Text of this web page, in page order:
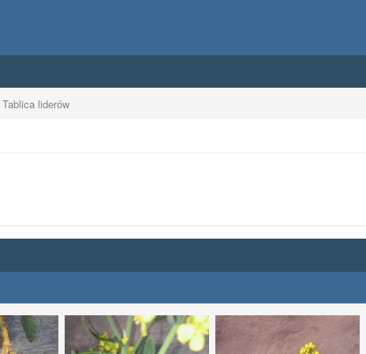
Tablica liderów